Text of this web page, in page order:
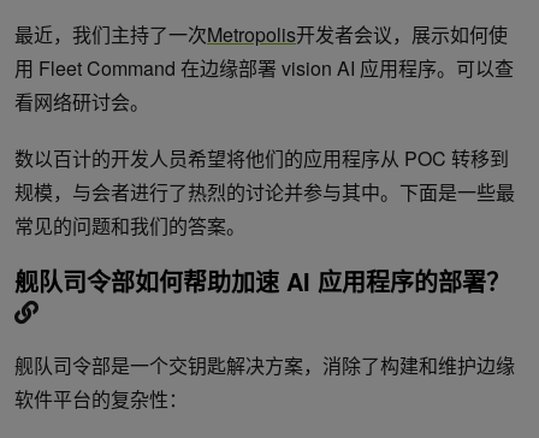
最近，我们主持了一次Metropolis开发者会议，展示如何使
用 Fleet Command 在边缘部署 vision AI 应用程序。可以查
看网络研讨会。
数以百计的开发人员希望将他们的应用程序从 POC 转移到
规模，与会者进行了热烈的讨论并参与其中。下面是一些最
常见的问题和我们的答案。
舰队司令部如何帮助加速 AI 应用程序的部署？
舰队司令部是一个交钥匙解决方案，消除了构建和维护边缘
软件平台的复杂性：